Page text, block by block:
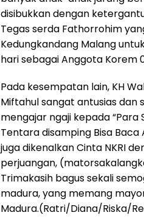
disibukkan dengan
Tegas serda Fathorrohim
Kedungkandang Malang
hari sebagai Anggota Korem
Pada kesempatan lain, KH
Miftahul sangat antusias dan
mengajar ngaji kepada “Para
Tentara disamping Bisa
juga dikenalkan Cinta NKRI
perjuangan,
Trimakasih bagus sekali
madura, yang memang
Madura.(Ratri/Diana/Riska/